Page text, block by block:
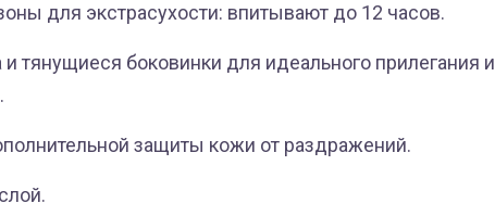
для экстрасухости: впитывают до 12 часов.
тянущиеся боковинки для идеального прилегания и
защиты кожи от раздражений.